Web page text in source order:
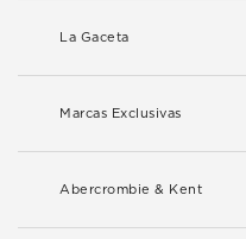
La Gaceta
Marcas Exclusivas
Abercrombie & Kent